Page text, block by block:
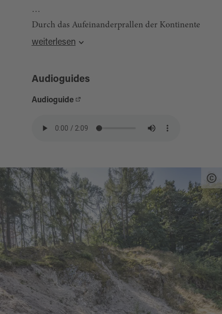
Durch das Aufeinanderprallen der Kontinente
brach die Gebirgsmasse des Bayerischen
unterirdisches Kluftsystem entstand. Aus dem
Erdinneren drangen kochend heiße
kristallisierten.
Verwitterung und Abtragungen die dadurch
entstandenen Quarzgänge, die härter als das
umgebende Gestein sind, aus der Umgebung
herausmodelliert wurden. Heute prägt der Pfahl
die Landschaft um den Hirschberg.
Der Hirschbergweg führt Wanderer durch das
Naturschutzgebiet am Pfahl entlang.
Quelle:destination.one
weiterlesen
Audioguides
Audioguide